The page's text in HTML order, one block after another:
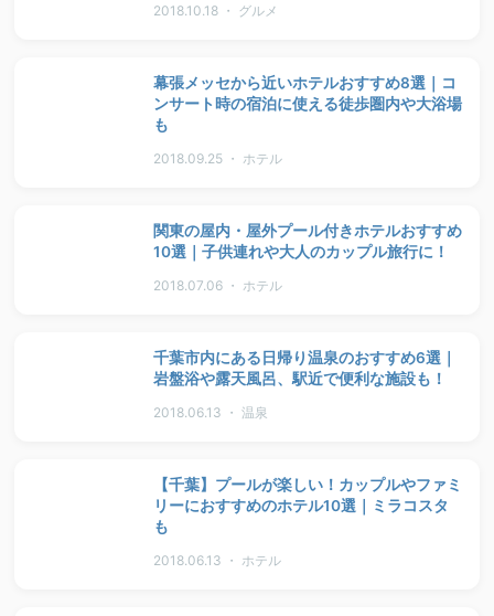
2018.10.18 ・ グルメ
幕張メッセから近いホテルおすすめ8選｜コ
ンサート時の宿泊に使える徒歩圏内や大浴場
も
2018.09.25 ・ ホテル
関東の屋内・屋外プール付きホテルおすすめ
10選｜子供連れや大人のカップル旅行に！
2018.07.06 ・ ホテル
千葉市内にある日帰り温泉のおすすめ6選｜
岩盤浴や露天風呂、駅近で便利な施設も！
2018.06.13 ・ 温泉
【千葉】プールが楽しい！カップルやファミ
リーにおすすめのホテル10選｜ミラコスタ
も
2018.06.13 ・ ホテル